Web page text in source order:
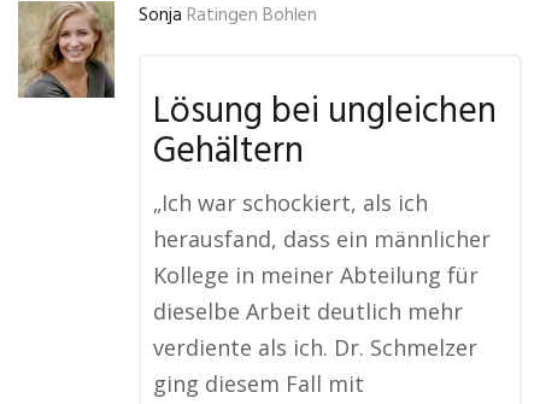
Sonja Ratingen Bohlen
Lösung bei ungleichen
Gehältern
„Ich war schockiert, als ich
herausfand, dass ein männlicher
Kollege in meiner Abteilung für
dieselbe Arbeit deutlich mehr
verdiente als ich. Dr. Schmelzer
ging diesem Fall mit